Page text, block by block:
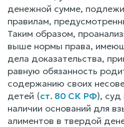
денежной сумме,
правилам,
Таким образом,
выше нормы права,
дела доказательства,
равную обязанность
содержанию своих
детей (ст. 80 СК РФ),
наличии оснований для
алиментов в твердой